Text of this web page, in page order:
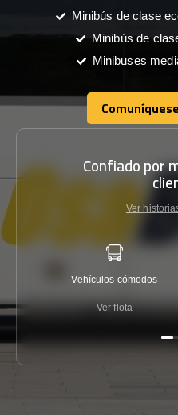
Minibús de clase
Minibús de
Minibuses
Confiado por
Ver
Vehículos cómodos
Ver flota